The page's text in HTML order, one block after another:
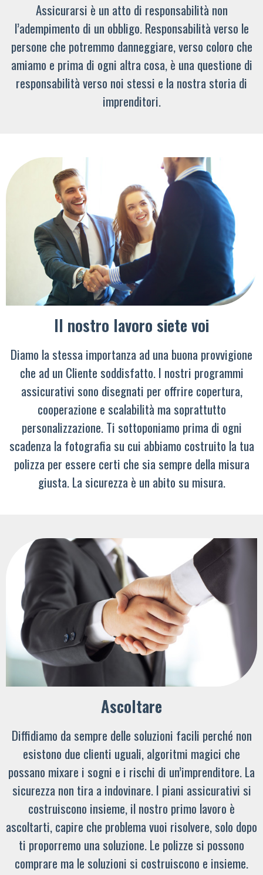
Assicurarsi è un atto di responsabilità non
l’adempimento di un obbligo. Responsabilità verso le
persone che potremmo danneggiare, verso coloro che
amiamo e prima di ogni altra cosa, è una questione di
responsabilità verso noi stessi e la nostra storia di
imprenditori.
Il nostro lavoro siete voi
Diamo la stessa importanza ad una buona provvigione
che ad un Cliente soddisfatto. I nostri programmi
assicurativi sono disegnati per offrire copertura,
cooperazione e scalabilità ma soprattutto
personalizzazione. Ti sottoponiamo prima di ogni
scadenza la fotografia su cui abbiamo costruito la tua
polizza per essere certi che sia sempre della misura
giusta. La sicurezza è un abito su misura.
Ascoltare
Diffidiamo da sempre delle soluzioni facili perché non
esistono due clienti uguali, algoritmi magici che
possano mixare i sogni e i rischi di un’imprenditore. La
sicurezza non tira a indovinare. I piani assicurativi si
costruiscono insieme, il nostro primo lavoro è
ascoltarti, capire che problema vuoi risolvere, solo dopo
ti proporremo una soluzione. Le polizze si possono
comprare ma le soluzioni si costruiscono e insieme.